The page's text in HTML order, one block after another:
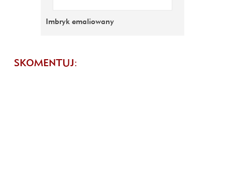
Imbryk emaliowany
SKOMENTUJ: